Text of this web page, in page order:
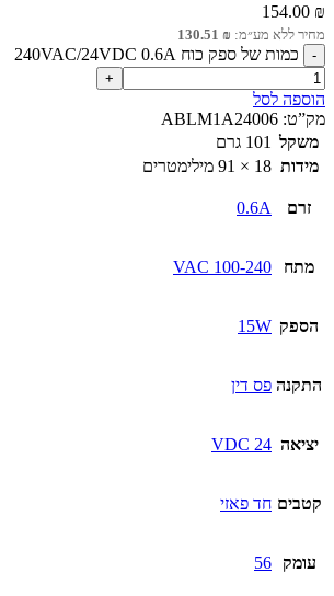
154.00 ₪
מחיר ללא מע״מ: 130.51 ₪
כמות של ספק כוח 240VAC/24VDC 0.6A
הוספה לסל
מק”ט: ABLM1A24006
משקל 101 גרם
מידות 18 × 91 מילימטרים
זרם 0.6A
מתח 100-240 VAC
הספק 15W
התקנה פס דין
יציאה 24 VDC
קטבים חד פאזי
עומק 56